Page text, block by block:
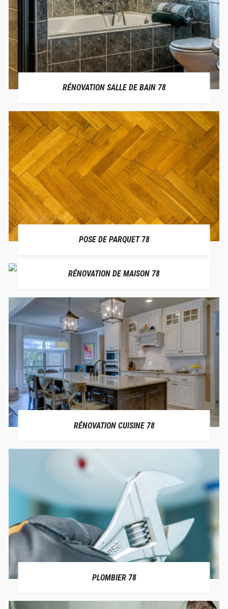
RÉNOVATION SALLE DE BAIN 78
POSE DE PARQUET 78
RÉNOVATION DE MAISON 78
RÉNOVATION CUISINE 78
PLOMBIER 78